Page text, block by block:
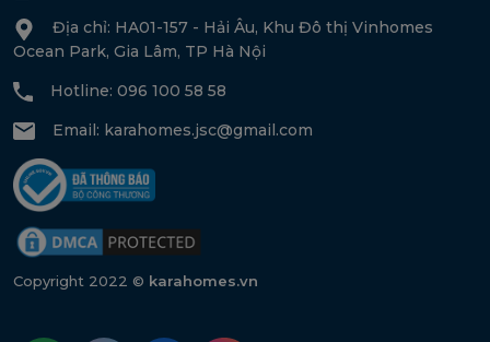
Địa chỉ: HA01-157 - Hải Âu, Khu Đô thị Vinhomes
Ocean Park, Gia Lâm, TP Hà Nội
Hotline: 096 100 58 58
Email: karahomes.jsc@gmail.com
Copyright 2022 © karahomes.vn